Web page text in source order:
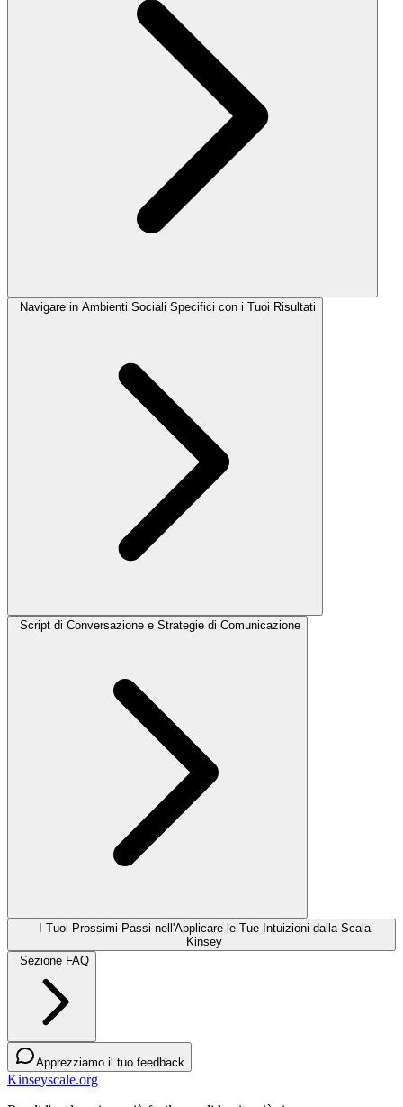
Navigare in Ambienti Sociali Specifici con i Tuoi Risultati
Script di Conversazione e Strategie di Comunicazione
I Tuoi Prossimi Passi nell'Applicare le Tue Intuizioni dalla Scala
Kinsey
Sezione FAQ
Apprezziamo il tuo feedback
Kinseyscale.org